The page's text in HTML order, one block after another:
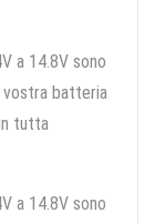
a 14.8V sono
vostra batteria
tutta
a 14.8V sono